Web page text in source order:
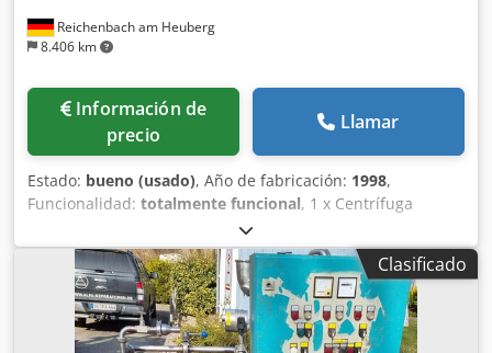
Reichenbach am Heuberg
8.406 km
Información de
precio
Llamar
Estado: bueno (usado), Año de fabricación: 1998,
Funcionalidad: totalmente funcional, 1 x Centrífuga
Marca: Steimel Modelo: C 3 Año de fabricación: 1998 con
tapa con cierre y cesta cónica. Cjdozkyp Repfx Ap Aorf La
máquina se encuentra en perfecto estado técnico. Datos
técnicos: Carga máxima: 50 kg / 20 litros Velocidad de
rotación: 1.000 rpm La máquina puede ser inspeccionada
con corriente eléctrica.
Clasificado